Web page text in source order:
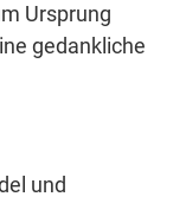
Ursprung
gedankliche
und